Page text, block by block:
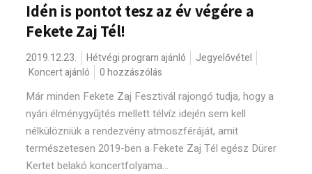
Idén is pontot tesz az év végére a
Fekete Zaj Tél!
2019.12.23. Hétvégi program ajánló
Jegyelővétel
Koncert ajánló
0 hozzászólás
Már minden Fekete Zaj Fesztivál rajongó tudja, hogy a
nyári élménygyűjtés mellett télvíz idején sem kell
nélkülözniük a rendezvény atmoszféráját, amit
természetesen 2019-ben a Fekete Zaj Tél egész Dürer
Kertet belakó koncertfolyama...